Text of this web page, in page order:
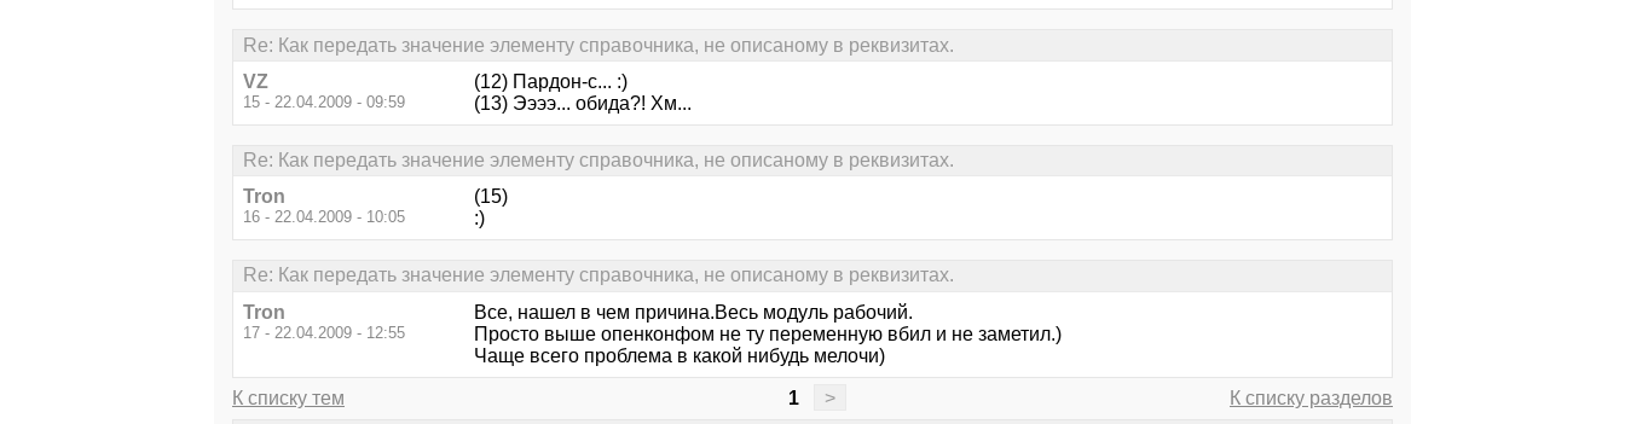
Re: Как передать значение элементу справочника, не описаному в реквизитах.
VZ
15 - 22.04.2009 - 09:59
(12) Пардон-с... :)
(13) Ээээ... обида?! Хм...
Re: Как передать значение элементу справочника, не описаному в реквизитах.
Tron
16 - 22.04.2009 - 10:05
(15)
:)
Re: Как передать значение элементу справочника, не описаному в реквизитах.
Tron
17 - 22.04.2009 - 12:55
Все, нашел в чем причина.Весь модуль рабочий.
Просто выше опенконфом не ту переменную вбил и не заметил.)
Чаще всего проблема в какой нибудь мелочи)
К списку тем 1 >
К списку разделов